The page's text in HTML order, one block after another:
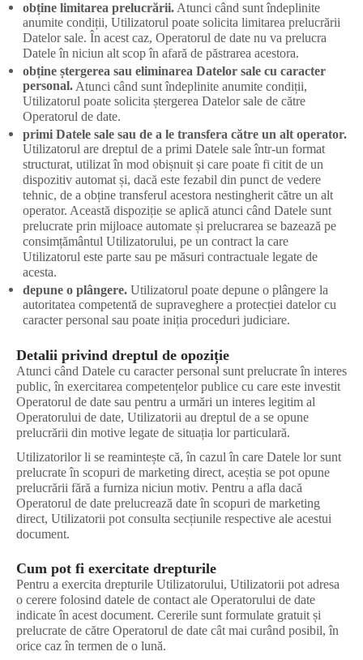
obține limitarea prelucrării. Atunci când sunt îndeplinite
anumite condiții, Utilizatorul poate solicita limitarea prelucrării
Datelor sale. În acest caz, Operatorul de date nu va prelucra
Datele în niciun alt scop în afară de păstrarea acestora.
obține ștergerea sau eliminarea Datelor sale cu caracter
personal. Atunci când sunt îndeplinite anumite condiții,
Utilizatorul poate solicita ștergerea Datelor sale de către
Operatorul de date.
primi Datele sale sau de a le transfera către un alt operator.
Utilizatorul are dreptul de a primi Datele sale într-un format
structurat, utilizat în mod obișnuit și care poate fi citit de un
dispozitiv automat și, dacă este fezabil din punct de vedere
tehnic, de a obține transferul acestora nestingherit către un alt
operator. Această dispoziție se aplică atunci când Datele sunt
prelucrate prin mijloace automate și prelucrarea se bazează pe
consimțământul Utilizatorului, pe un contract la care
Utilizatorul este parte sau pe măsuri contractuale legate de
acesta.
depune o plângere. Utilizatorul poate depune o plângere la
autoritatea competentă de supraveghere a protecției datelor cu
caracter personal sau poate iniția proceduri judiciare.
Detalii privind dreptul de opoziție
Atunci când Datele cu caracter personal sunt prelucrate în interes
public, în exercitarea competențelor publice cu care este investit
Operatorul de date sau pentru a urmări un interes legitim al
Operatorului de date, Utilizatorii au dreptul de a se opune
prelucrării din motive legate de situația lor particulară.
Utilizatorilor li se reamintește că, în cazul în care Datele lor sunt
prelucrate în scopuri de marketing direct, aceștia se pot opune
prelucrării fără a furniza niciun motiv. Pentru a afla dacă
Operatorul de date prelucrează date în scopuri de marketing
direct, Utilizatorii pot consulta secțiunile respective ale acestui
document.
Cum pot fi exercitate drepturile
Pentru a exercita drepturile Utilizatorului, Utilizatorii pot adresa
o cerere folosind datele de contact ale Operatorului de date
indicate în acest document. Cererile sunt formulate gratuit și
prelucrate de către Operatorul de date cât mai curând posibil, în
orice caz în termen de o lună.